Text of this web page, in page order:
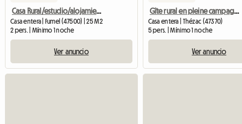
Casa Rural/estudio/alojamiento Y Desayuno
Casa entera | Fumel (47500) | 25 M2
2 pers. | Mínimo 1 noche
Ver anuncio
Gîte rural en pleine campagne
Casa entera | Thézac (47370)
5 pers. | Mínimo 1 noche
Ver anuncio